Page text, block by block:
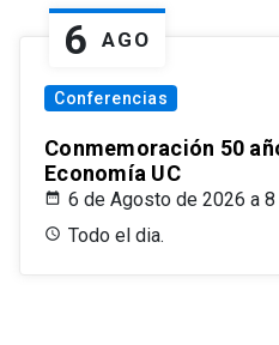
6 AGO
Conferencias
Conmemoración 50
Economía UC
6 de Agosto de 2026 a
Todo el dia.